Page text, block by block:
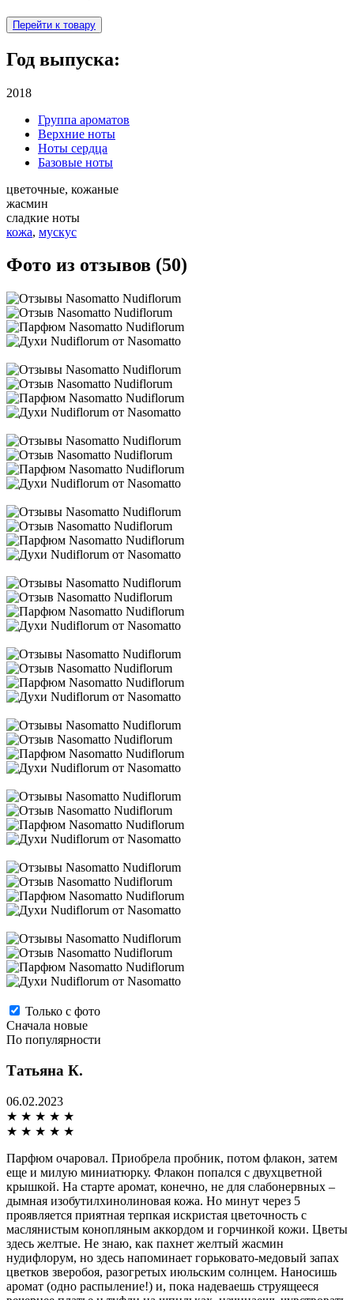
Перейти к товару
Год выпуска:
2018
Группа ароматов
Верхние ноты
Ноты сердца
Базовые ноты
цветочные, кожаные
жасмин
сладкие ноты
кожа, мускус
Фото из отзывов (50)
Только с фото
Сначала новые
По популярности
Татьяна К.
06.02.2023
★ ★ ★ ★ ★
★ ★ ★ ★ ★
Парфюм очаровал. Приобрела пробник, потом флакон, затем
еще и милую миниатюрку. Флакон попался с двухцветной
крышкой. На старте аромат, конечно, не для слабонервных –
дымная изобутилхинолиновая кожа. Но минут через 5
проявляется приятная терпкая искристая цветочность с
маслянистым конопляным аккордом и горчинкой кожи. Цветы
здесь желтые. Не знаю, как пахнет желтый жасмин
нудифлорум, но здесь напоминает горьковато-медовый запах
цветков зверобоя, разогретых июльским солнцем. Наносишь
аромат (одно распыление!) и, пока надеваешь струящееся